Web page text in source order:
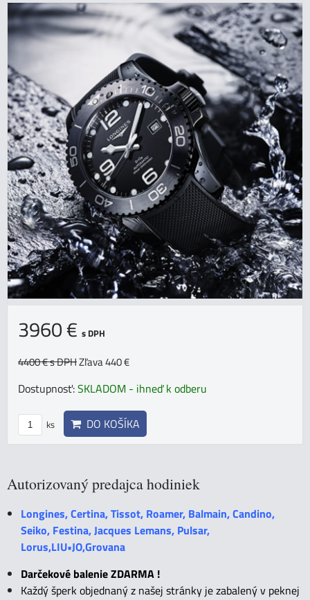
3960 € s DPH
4400 €s DPHZľava 440 €
Dostupnosť:SKLADOM - ihneď k odberu
ks DO KOŠÍKA
Autorizovaný predajca hodiniek
Longines, Certina, Tissot, Roamer, Balmain, Candino,
Seiko, Festina, Jacques Lemans, Pulsar,
Lorus,LIU•JO,Grovana
Darčekové balenie ZDARMA !
Každý šperk objednaný z našej stránky je zabalený v peknej